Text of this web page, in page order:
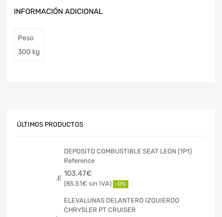
INFORMACIÓN ADICIONAL
Peso
300 kg
ÚLTIMOS PRODUCTOS
DEPOSITO COMBUSTIBLE SEAT LEON (1P1)
Reference
103,47€
85,51€ -0%
ELEVALUNAS DELANTERO IZQUIERDO
CHRYSLER PT CRUISER